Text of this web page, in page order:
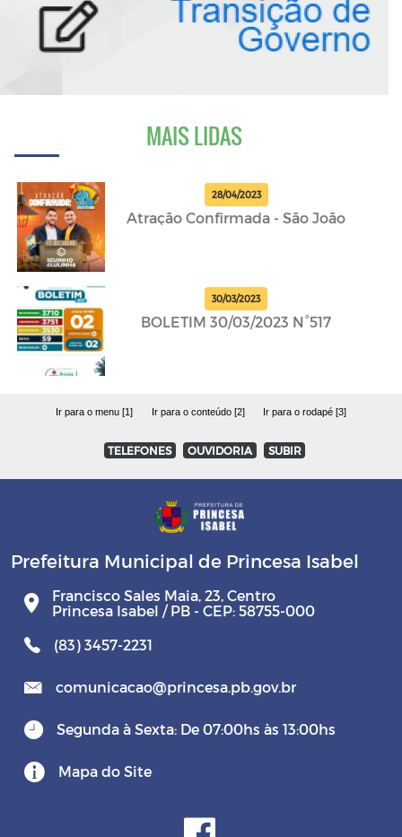
MAIS LIDAS
28/04/2023
Atração Confirmada - São João
30/03/2023
BOLETIM 30/03/2023 N°517
Ir para o menu [1] Ir para o conteúdo [2] Ir para o rodapé [3]
TELEFONES OUVIDORIA SUBIR
Prefeitura Municipal de Princesa Isabel
Francisco Sales Maia, 23, Centro
Princesa Isabel / PB - CEP: 58755-000
(83) 3457-2231
comunicacao@princesa.pb.gov.br
Segunda à Sexta: De 07:00hs às 13:00hs
Mapa do Site